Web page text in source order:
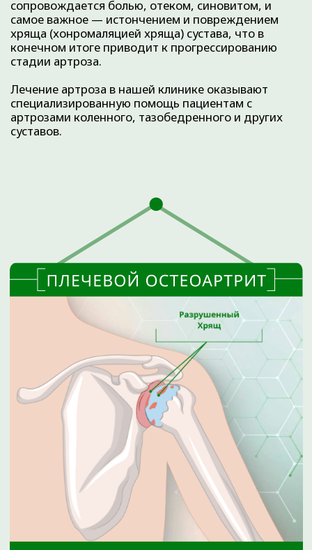
КАК РАЗВИВАЕТСЯ
АРТРОЗ
В основе заболевания лежит естественная
возрастная убыль хрящевого покрытия
структуры. В развитии артрозов важную
роль играют: наследственность (артрозы у
родственников старшего поколения),
наличие травм сустава в анамнезе, факторы
труда и нагрузок на суставы в течении
жизни, гормональные нарушения и
нарушения обмена веществ в организме,
значимый избыток массы тела и т.д.
Параллельно могут страдать
внутрисуставные элементы, включая
связочный аппарат, мениски у коленного
сустава, отвечающий за амортизацию и
плавность движений, суставную губу у
тазобедренного и плечевого суставов.
Такие изменения часто становятся
причиной хронической боли и ограничения
физической активности.